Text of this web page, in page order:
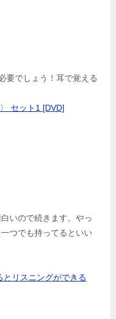
要でしょう！耳で覚える
セット1 [DVD]
いので続きます。やっ
つでも持ってるといい
リスニングができる